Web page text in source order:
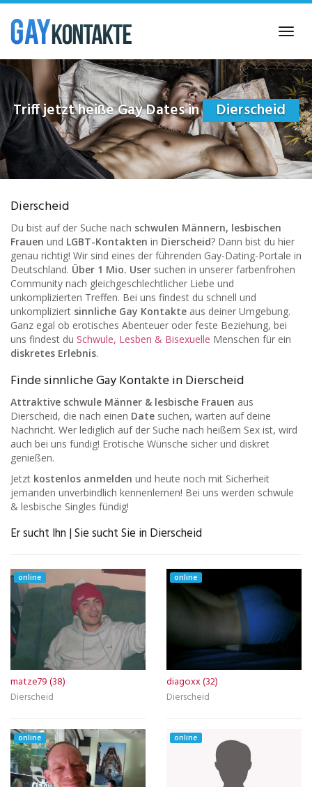
Skip
main
content
Triff jetzt heiße Gay Dates in Dierscheid
Dierscheid
Du bist auf der Suche nach schwulen Männern, lesbischen
Frauen und LGBT-Kontakten in Dierscheid? Dann bist du hier
genau richtig! Wir sind eines der führenden Gay-Dating-Portale in
Deutschland. Über 1 Mio. User suchen in unserer farbenfrohen
Community nach gleichgeschlechtlicher Liebe und
unkomplizierten Treffen. Bei uns findest du schnell und
unkompliziert sinnliche Gay Kontakte aus deiner Umgebung.
Ganz egal ob erotisches Abenteuer oder feste Beziehung, bei
uns findest du Schwule, Lesben & Bisexuelle Menschen für ein
diskretes Erlebnis.
Finde sinnliche Gay Kontakte in Dierscheid
Attraktive schwule Männer & lesbische Frauen aus
Dierscheid, die nach einen Date suchen, warten auf deine
Nachricht. Wer lediglich auf der Suche nach heißem Sex ist, wird
auch bei uns fündig! Erotische Wünsche sicher und diskret
genießen.
Jetzt kostenlos anmelden und heute noch mit Sicherheit
jemanden unverbindlich kennenlernen! Bei uns werden schwule
& lesbische Singles fündig!
Er sucht Ihn | Sie sucht Sie in Dierscheid
online
matze79 (38)
Dierscheid
online
diagoxx (32)
Dierscheid
online online